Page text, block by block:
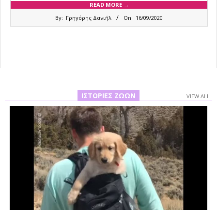
READ MORE →
By: Γρηγόρης Δανιήλ On: 16/09/2020
ΙΣΤΟΡΊΕΣ ΖΏΩΝ VIEW ALL